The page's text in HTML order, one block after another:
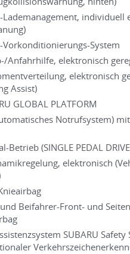
Lademanagement, individuell
Vorkonditionierungs-System
Anfahrhilfe, elektronisch
elektronisch
Assist)
GLOBAL PLATFORM
Notrufsystem)
Betrieb (SINGLE PEDAL
elektronisch
Beifahrer-Front- und
SUBARU Safety